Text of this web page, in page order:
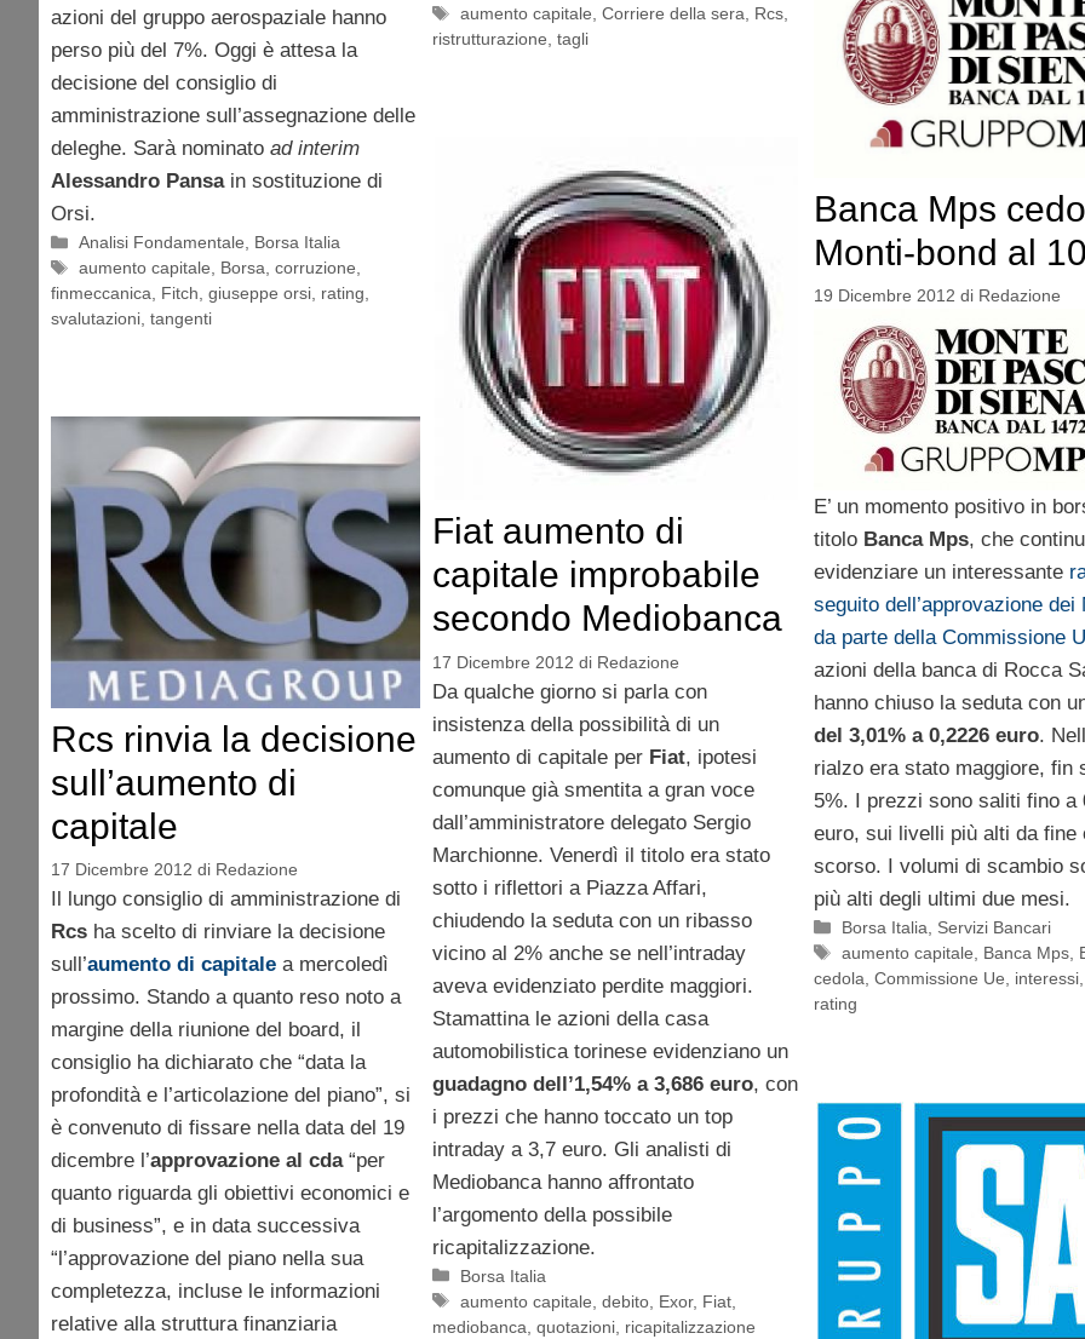
azioni del gruppo aerospaziale hanno
perso più del 7%. Oggi è attesa la
decisione del consiglio di
amministrazione sull’assegnazione delle
deleghe. Sarà nominato ad interim
Alessandro Pansa in sostituzione di
Orsi.
Categorie
Analisi Fondamentale, Borsa Italia
Tag
aumento capitale, Borsa,corruzione,
finmeccanica, Fitch, giuseppe orsi, rating,
svalutazioni, tangenti
Tag
aumento capitale,Corriere della sera, Rcs,
ristrutturazione, tagli
Banca Mps
Monti-bond al
19 Dicembre 2012 di Redazione
E’ un momento positivo in
titolo Banca Mps, che
evidenziare un interessante
seguito dell’approvazione dei
da parte della Commissione
azioni della banca di Rocca
hanno chiuso la seduta con
del 3,01% a 0,2226 euro.
rialzo era stato maggiore, fin
5%. I prezzi sono saliti fino a
euro, sui livelli più alti da fine
scorso. I volumi di scambio
più alti degli ultimi due mesi.
Categorie
Borsa Italia
Servizi Bancari
Tag
aumento capitale Banca Mps
cedola Commissione Ue interessi
rating
Fiat aumento di
capitale improbabile
secondo Mediobanca
17 Dicembre 2012 di Redazione
Da qualche giorno si parla con
insistenza della possibilità di un
aumento di capitale per Fiat, ipotesi
comunque già smentita a gran voce
dall’amministratore delegato Sergio
Marchionne. Venerdì il titolo era stato
sotto i riflettori a Piazza Affari,
chiudendo la seduta con un ribasso
vicino al 2% anche se nell’intraday
aveva evidenziato perdite maggiori.
Stamattina le azioni della casa
automobilistica torinese evidenziano un
guadagno dell’1,54% a 3,686 euro, con
i prezzi che hanno toccato un top
intraday a 3,7 euro. Gli analisti di
Mediobanca hanno affrontato
l’argomento della possibile
ricapitalizzazione.
Categorie
Borsa Italia
Tag
aumento capitale ,debito Exor, Fiat
mediobanca quotazioni, ricapitalizzazione
Rcs rinvia la decisione
sull’aumento di
capitale
17 Dicembre 2012 di Redazione
Il lungo consiglio di amministrazione di
Rcs ha scelto di rinviare la decisione
sull’aumento di capitale a mercoledì
prossimo. Stando a quanto reso noto a
margine della riunione del board, il
consiglio ha dichiarato che “data la
profondità e l’articolazione del piano”, si
è convenuto di fissare nella data del 19
dicembre l’approvazione al cda“per
quanto riguarda gli obiettivi economici e
di business”, e in data successiva
“l’approvazione del piano nella sua
completezza, incluse le informazioni
relative alla struttura finanziaria